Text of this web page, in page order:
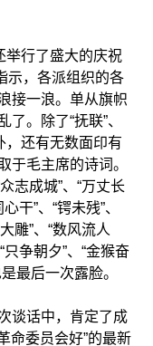
行了盛大的庆祝
示，各派组织的各
接一浪。单从旗帜
。除了“抚联”、
，还有无数面印有
于毛主席的诗词。
志成城”、“万丈长
干”、“锷未残”、
雕”、“数风流人
只争朝夕”、“金猴奋
最后一次露脸。
话中，肯定了成
命委员会好”的最新